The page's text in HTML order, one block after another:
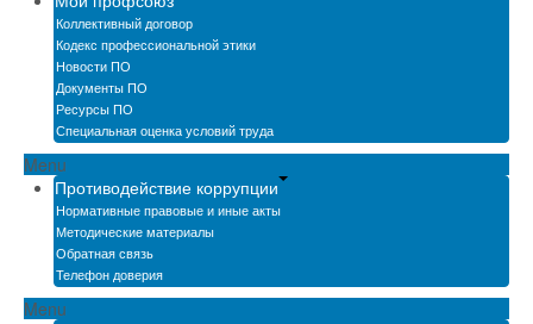
Коллективный договор
Кодекс профессиональной этики
Новости ПО
Документы ПО
Ресурсы ПО
Специальная оценка условий труда
Menu
Противодействие коррупции
Нормативные правовые и иные акты
Методические материалы
Обратная связь
Телефон доверия
Menu